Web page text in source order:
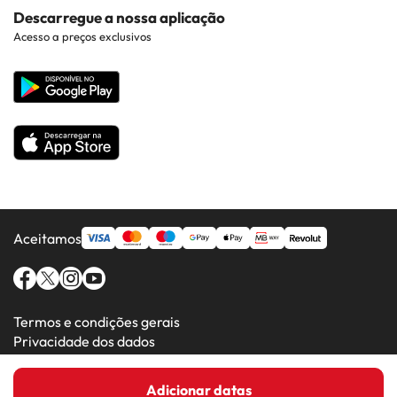
Adicionar datas
Costa da luz
Hotéis em Regiões Populares
Todos os Hotéis
Contacto
Web corporativa
Descarregue a nossa aplicação
Acesso a preços exclusivos
Aceitamos
Termos e condições gerais
Privacidade dos dados